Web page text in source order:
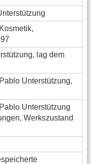
lag dem
Unterstützung,
Unterstützung
Werkszustand